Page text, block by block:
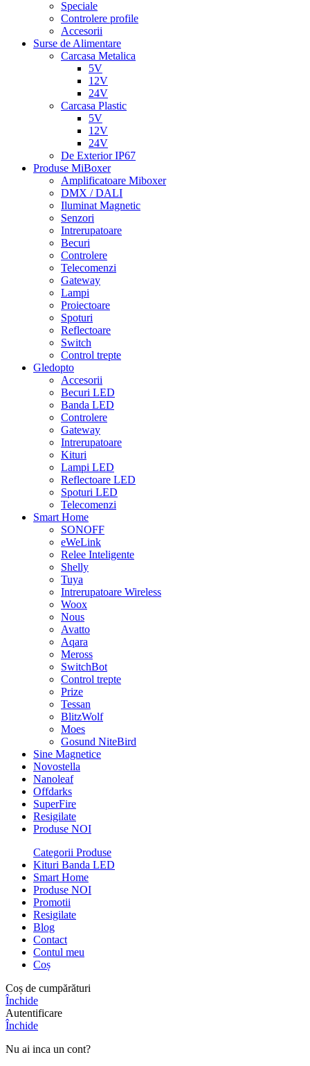
Speciale
Controlere profile
Accesorii
Surse de Alimentare
Carcasa Metalica
5V
12V
24V
Carcasa Plastic
5V
12V
24V
De Exterior IP67
Produse MiBoxer
Amplificatoare Miboxer
DMX / DALI
Iluminat Magnetic
Senzori
Intrerupatoare
Becuri
Controlere
Telecomenzi
Gateway
Lampi
Proiectoare
Spoturi
Reflectoare
Switch
Control trepte
Gledopto
Accesorii
Becuri LED
Banda LED
Controlere
Gateway
Intrerupatoare
Kituri
Lampi LED
Reflectoare LED
Spoturi LED
Telecomenzi
Smart Home
SONOFF
eWeLink
Relee Inteligente
Shelly
Tuya
Intrerupatoare Wireless
Woox
Nous
Avatto
Aqara
Meross
SwitchBot
Control trepte
Prize
Tessan
BlitzWolf
Moes
Gosund NiteBird
Sine Magnetice
Novostella
Nanoleaf
Offdarks
SuperFire
Resigilate
Produse NOI
Categorii Produse
Kituri Banda LED
Smart Home
Produse NOI
Promotii
Resigilate
Blog
Contact
Contul meu
Coș
Coș de cumpărături
Închide
Autentificare
Închide
Nu ai inca un cont?